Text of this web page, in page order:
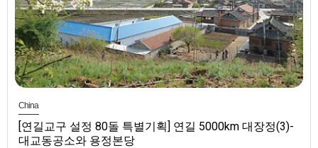
China
[연길교구 설정 80돌 특별기획] 연길 5000km 대장정(3)-
대교동공소와 용정본당